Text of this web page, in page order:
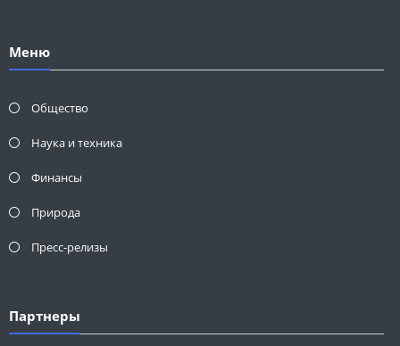
Меню
Общество
Наука и техника
Финансы
Природа
Пресс-релизы
Партнеры